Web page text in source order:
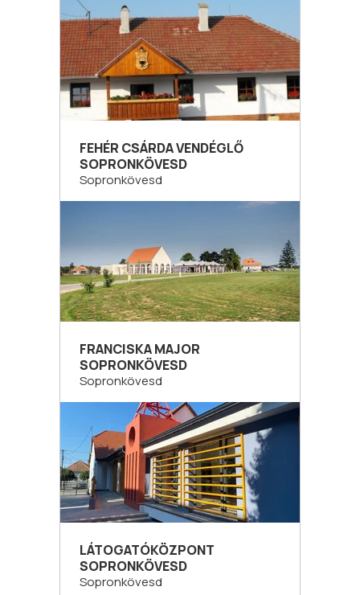
FEHÉR CSÁRDA VENDÉGLŐ
SOPRONKÖVESD
Sopronkövesd
FRANCISKA MAJOR
SOPRONKÖVESD
Sopronkövesd
LÁTOGATÓKÖZPONT
SOPRONKÖVESD
Sopronkövesd